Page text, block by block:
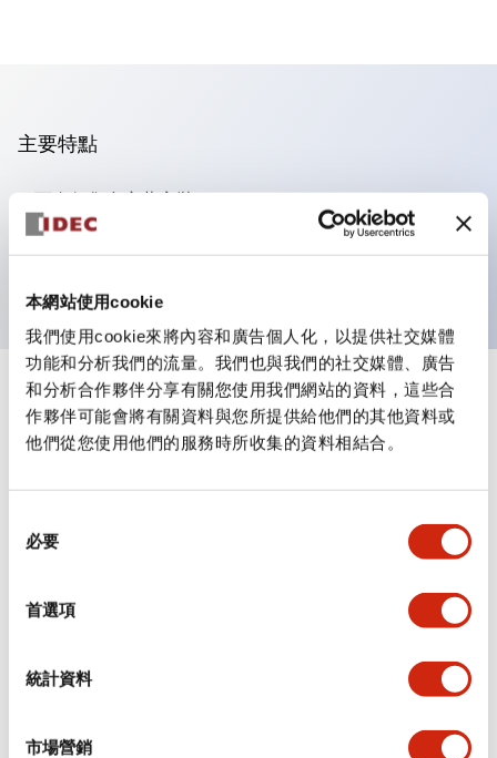
本網站使用cookie
我們使用cookie來將內容和廣告個人化，以提供社交媒體
功能和分析我們的流量。我們也與我們的社交媒體、廣告
和分析合作夥伴分享有關您使用我們網站的資料，這些合
作夥伴可能會將有關資料與您所提供給他們的其他資料或
他們從您使用他們的服務時所收集的資料相結合。
必要
首選項
統計資料
市場營銷
主要特點
可進行集合密著安裝
附鎖選擇開關採用高安全性的彈子鎖結構
規格 顯示全部
審美規範
安裝和安裝規範